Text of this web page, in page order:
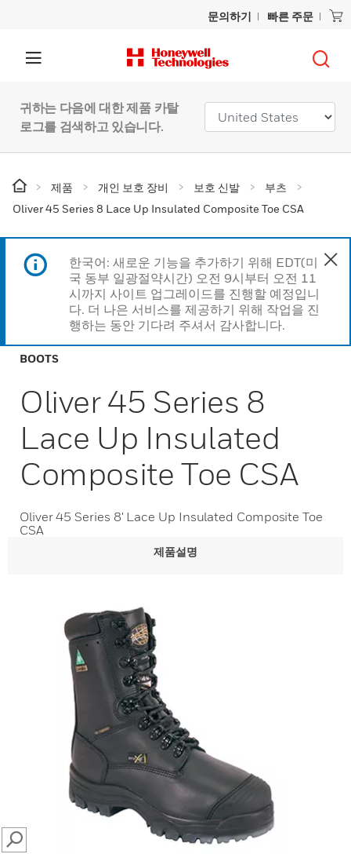
문의하기 빠른 주문
귀하는 다음에 대한 제품 카탈
로그를 검색하고 있습니다.
제품 개인 보호 장비 보호 신발
부츠
Oliver 45 Series 8 Lace Up Insulated Composite Toe CSA
한국어: 새로운 기능을 추가하기 위해 EDT(미
국 동부 일광절약시간) 오전 9시부터 오전 11
시까지 사이트 업그레이드를 진행할 예정입니
다. 더 나은 서비스를 제공하기 위해 작업을 진
행하는 동안 기다려 주셔서 감사합니다.
BOOTS
Oliver 45 Series 8
Lace Up Insulated
Composite Toe CSA
Oliver 45 Series 8' Lace Up Insulated Composite Toe
CSA
제품설명
SEARCH